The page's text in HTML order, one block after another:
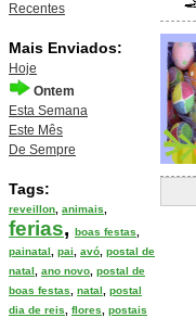
Recentes
Mais Enviados:
Hoje
Ontem
Esta Semana
Este Mês
De Sempre
Tags:
reveillon animais
ferias, boas festas
painatal
pai avó postal de
natal
ano novo postal de
boas festas
natal
postal
dia de reis
flores
postais